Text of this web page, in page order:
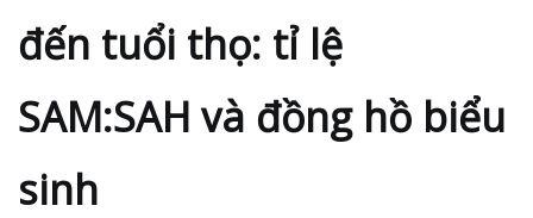
đến tuổi thọ: tỉ lệ
SAM:SAH và đồng hồ biểu
sinh